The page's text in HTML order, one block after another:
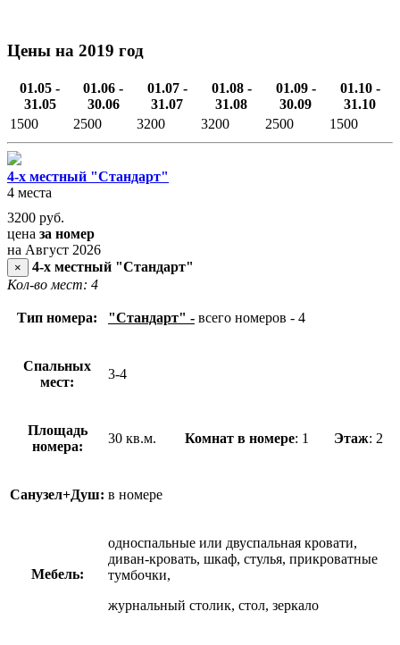
Цены на 2019 год
01.05 -
31.05
01.06 -
30.06
01.07 -
31.07
01.08 -
31.08
01.09 -
30.09
01.10 -
31.10
1500
2500 3200 3200 2500 1500
4-х местный "Стандарт"
4 места
3200 руб.
цена за номер
на Август 2026
×
4-х местный "Стандарт"
Кол-во мест: 4
Тип номера: "Стандарт" - всего номеров - 4
Спальных
мест:
3-4
Площадь
номера:
30 кв.м. Комнат в номере: 1 Этаж: 2
Санузел+Душ: в номере
Мебель:
односпальные или двуспальная кровати,
диван-кровать, шкаф, стулья, прикроватные
тумбочки,
журнальный столик, стол, зеркало